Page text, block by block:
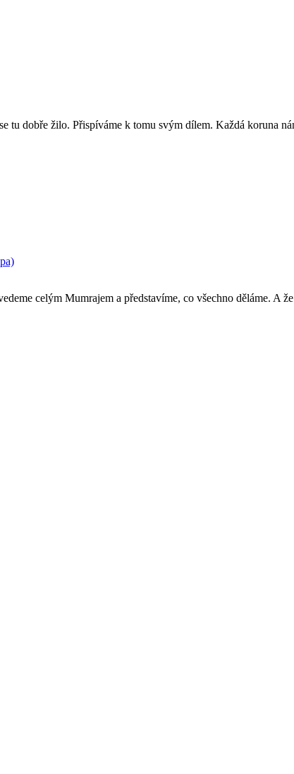
tu dobře žilo. Přispíváme k tomu svým dílem. Každá koruna
celým Mumrajem a představíme, co všechno děláme.